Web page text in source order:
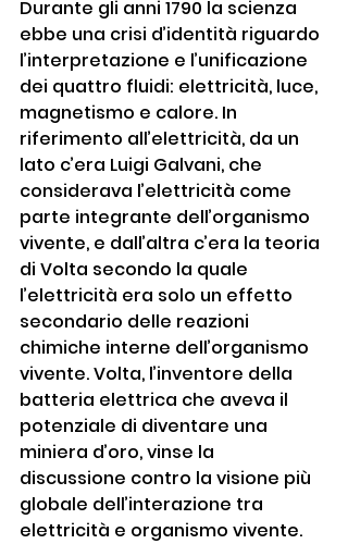
Durante gli anni 1790 la scienza
ebbe una crisi d’identità riguardo
l’interpretazione e l’unificazione
dei quattro fluidi: elettricità, luce,
magnetismo e calore. In
riferimento all’elettricità, da un
lato c’era Luigi Galvani, che
considerava l’elettricità come
parte integrante dell’organismo
vivente, e dall’altra c’era la teoria
di Volta secondo la quale
l’elettricità era solo un effetto
secondario delle reazioni
chimiche interne dell’organismo
vivente. Volta, l’inventore della
batteria elettrica che aveva il
potenziale di diventare una
miniera d’oro, vinse la
discussione contro la visione più
globale dell’interazione tra
elettricità e organismo vivente.